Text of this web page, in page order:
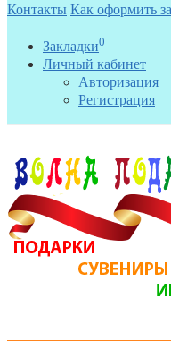
Контакты Как оформить
Закладки0
Личный кабинет
Авторизация
Регистрация